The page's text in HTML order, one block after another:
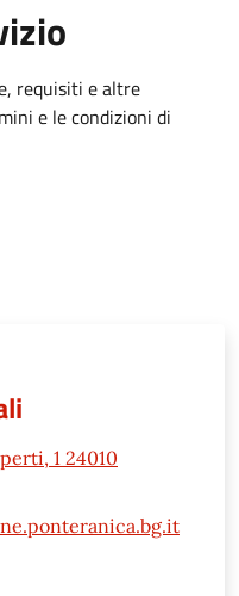
requisiti e altre
e le condizioni di
1 24010